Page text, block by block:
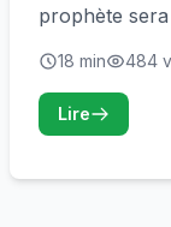
prophète
l'Antéchrist...
18 min 484
Lire